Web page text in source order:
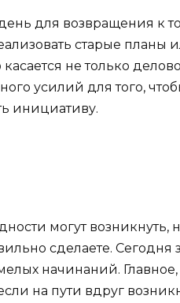
для возвращения к
старые
касается не только
усилий для того,
инициативу.
могут
сделаете. Сегодня
начинаний. Главное,
на пути вдруг